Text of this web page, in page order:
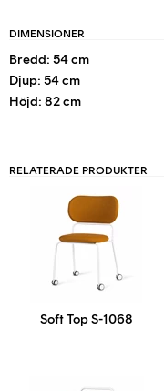
DIMENSIONER
Bredd: 54 cm
Djup: 54 cm
Höjd: 82 cm
RELATERADE PRODUKTER
Soft Top S-1068